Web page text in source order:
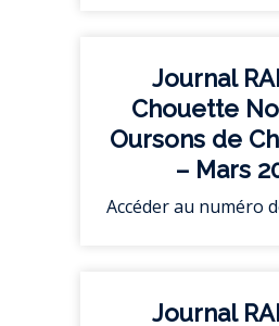
Journal
Chouette
Oursons de
– Mars
Accéder au numéro
Journal